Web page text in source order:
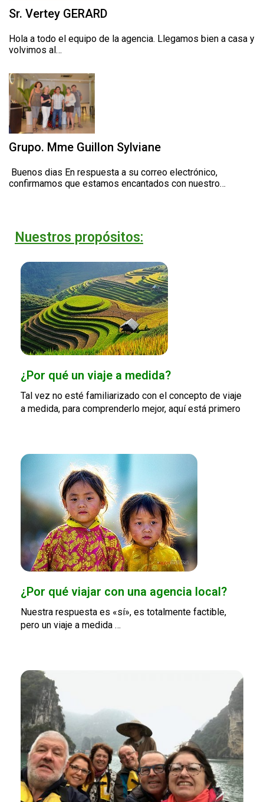
Sr. Vertey GERARD
Hola a todo el equipo de la agencia. Llegamos bien a casa y
volvimos al…
Grupo. Mme Guillon Sylviane
‌ Buenos dias En respuesta a su correo electrónico,
confirmamos que estamos encantados con nuestro…
Nuestros propósitos:
¿Por qué un viaje a medida?
Tal vez no esté familiarizado con el concepto de viaje
a medida, para comprenderlo mejor, aquí está primero
¿Por qué viajar con una agencia local?
Nuestra respuesta es «sí», es totalmente factible,
pero un viaje a medida …